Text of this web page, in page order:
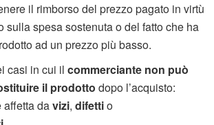
il rimborso del prezzo pagato in virtù
sulla spesa sostenuta o del fatto che ha
ad un prezzo più basso.
casi in cui ilcommerciante non può
il prodotto dopo l’acquisto:
affetta davizi,difettio